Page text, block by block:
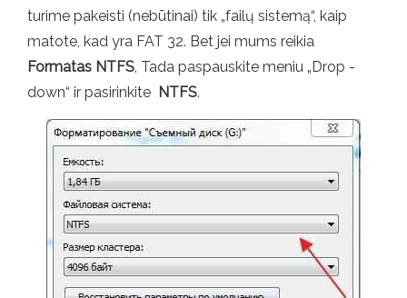
turime pakeisti (nebūtinai) tik „failų sistemą“, kaip
matote, kad yra FAT 32. Bet jei mums reikia
Formatas NTFS, Tada paspauskite meniu „Drop -
down“ ir pasirinkite NTFS.